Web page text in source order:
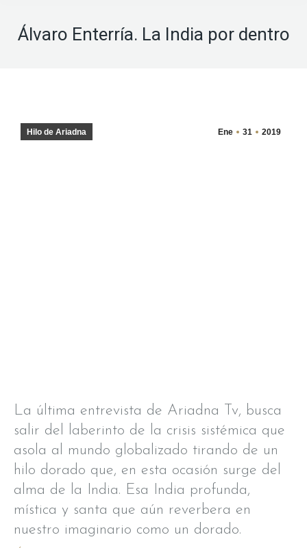
Álvaro Enterría. La India por dentro
Ene 31 2019
Hilo de Ariadna
La última entrevista de Ariadna Tv, busca
salir del laberinto de la crisis sistémica que
asola al mundo globalizado tirando de un
hilo dorado que, en esta ocasión surge del
alma de la India. Esa India profunda,
mística y santa que aún reverbera en
nuestro imaginario como un dorado.